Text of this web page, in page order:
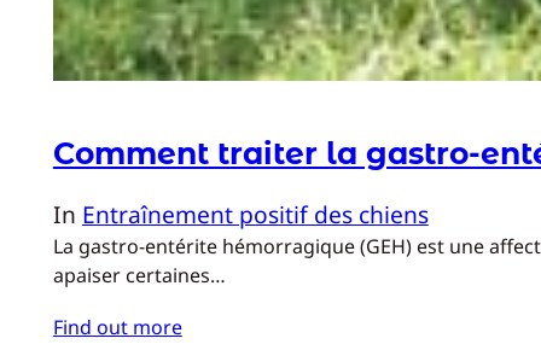
Comment traiter la gastro-
In Entraînement positif des chiens
La gastro-entérite hémorragique (GEH) est une
apaiser certaines…
Find out more